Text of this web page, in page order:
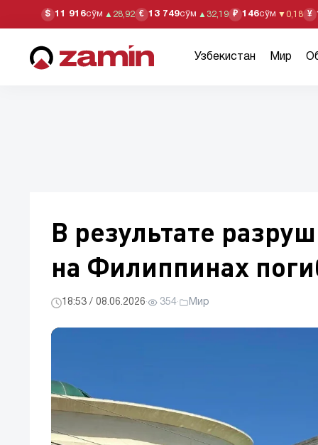
$ 11 916сўм ▲ 28,92 € 13 749сўм ▲ 32,19 ₽ 146сўм ▼ 0,18 ¥
Узбекистан Мир
В результате
на Филиппинах
18:53 / 08.06.2026· 354· Мир